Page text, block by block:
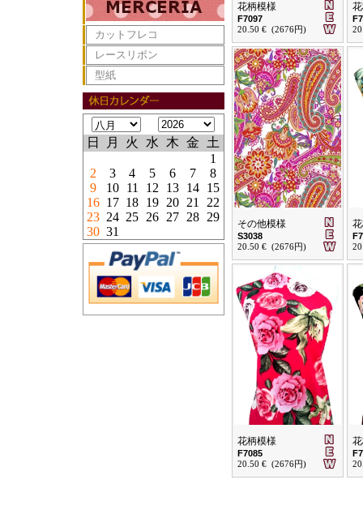
カットフレコ
レースリボン
型紙
日 月 火 水 木 金
土
1
2
3 4 5 6 7
8
9
10 11 12 13 14 15
16 17 18 19 20 21
22
23 24 25 26 27 28 29
30 31
花柄模様
F7097
20.50 € (2676円)
その他模様
S3038
20.50 € (2676円)
花柄模様
F7085
20.50 € (2676円)